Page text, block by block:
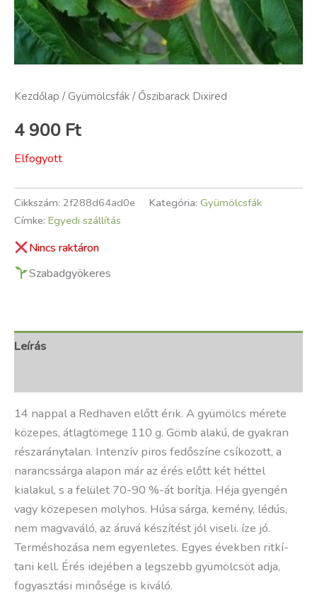
Kezdőlap /Gyümölcsfák / Őszibarack Dixired
4 900 Ft
Elfogyott
Cikkszám: 2f288d64ad0e Kategória: Gyümölcsfák
Címke: Egyedi szállítás
Nincs raktáron
Szabadgyökeres
Leírás
14 nappal a Redhaven előtt érik. A gyümölcs mérete
közepes, átlagtömege 110 g. Gömb alakú, de gyakran
részaránytalan. Intenzí­v piros fedőszí­ne csí­kozott, a
narancssárga alapon már az érés előtt két héttel
kialakul, s a felület 70-90 %-át borí­tja. Héja gyengén
vagy közepesen molyhos. Húsa sárga, kemény, lédús,
nem magvaváló, az áruvá készí­tést jól viseli. íze jó.
Terméshozása nem egyenletes. Egyes években ritkí­
tani kell. Érés idejében a legszebb gyümölcsöt adja,
fogyasztási minősége is kiváló.